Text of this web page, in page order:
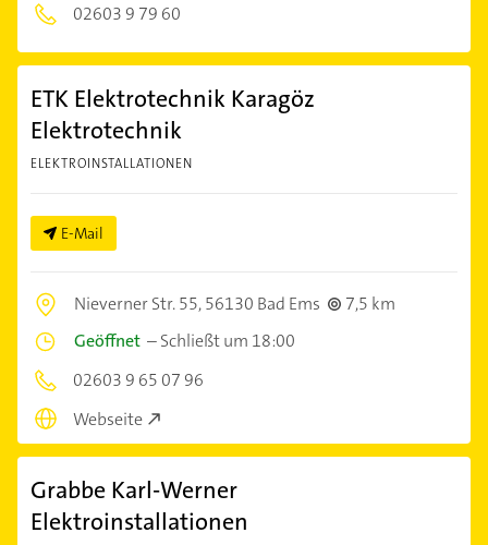
02603 9 79 60
ETK Elektrotechnik Karagöz
Elektrotechnik
ELEKTROINSTALLATIONEN
E-Mail
Nieverner Str. 55,56130 Bad Ems
7,5 km
Geöffnet –Schließt um 18:00
02603 9 65 07 96
Webseite
Grabbe Karl-Werner
Elektroinstallationen